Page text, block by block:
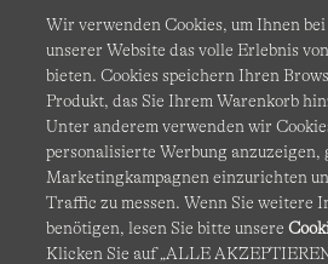
AGB Datenschutz &
Cookies Ich möchte auswählen
Site Map
Wir verwenden Cookies, um Ihnen
unserer Website das volle Erlebnis
bieten. Cookies speichern Ihren
Produkt, das Sie Ihrem Warenkorb
Unter anderem verwenden wir
personalisierte Werbung anzuzeigen,
Marketingkampagnen einzurichten
Traffic zu messen. Wenn Sie weitere
benötigen, lesen Sie bitte unsere
Klicken Sie auf „ALLE